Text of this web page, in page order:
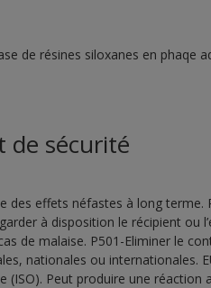
de résines siloxanes en phaqe
de sécurité
des effets néfastes à long terme.
à disposition le récipient ou
de malaise. P501-Eliminer le
nationales ou internationales.
Peut produire une réaction